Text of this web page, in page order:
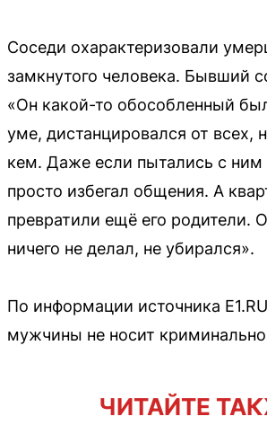
Соседи охарактеризовали
замкнутого человека. Бывший
«Он какой-то обособленный
уме, дистанцировался от всех,
кем. Даже если пытались с ним
просто избегал общения. А
превратили ещё его родители.
ничего не делал, не убирался».
По информации источника
мужчины не носит
ЧИТАЙТЕ